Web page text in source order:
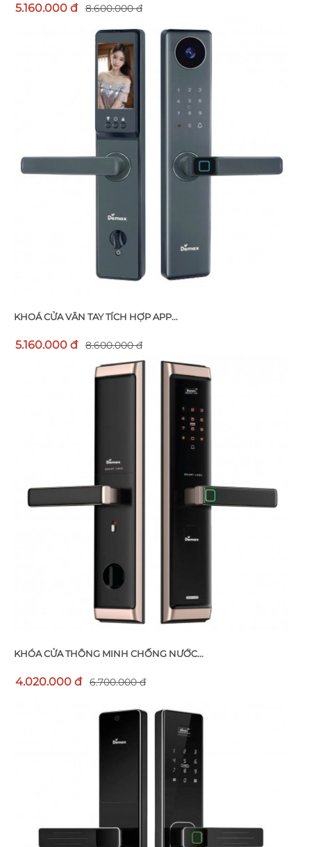
5.160.000 đ 8.600.000 đ
KHOÁ CỬA VÂN TAY TÍCH HỢP APP...
5.160.000 đ 8.600.000 đ
KHÓA CỬA THÔNG MINH CHỐNG NƯỚC...
4.020.000 đ 6.700.000 đ